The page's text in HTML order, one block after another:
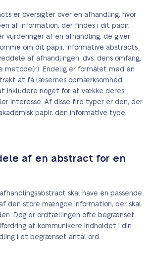
er oversigter over en afhandling, hvor
af information, der findes i dit papir.
vurderinger af en afhandling; de giver
om dit papir. Informative abstracts
af afhandlingen, dvs. dens omfang,
metode(r). Endelig er formålet med en
at få læsernes opmærksomhed,
inkludere noget for at vække deres
interesse. Af disse fire typer er den, der
papir, den informative type.
af en abstract for en
skal have en passende
den store mængde information, der skal
Dog er ordtællingen ofte begrænset.
at kommunikere indholdet i din
i et begrænset antal ord.